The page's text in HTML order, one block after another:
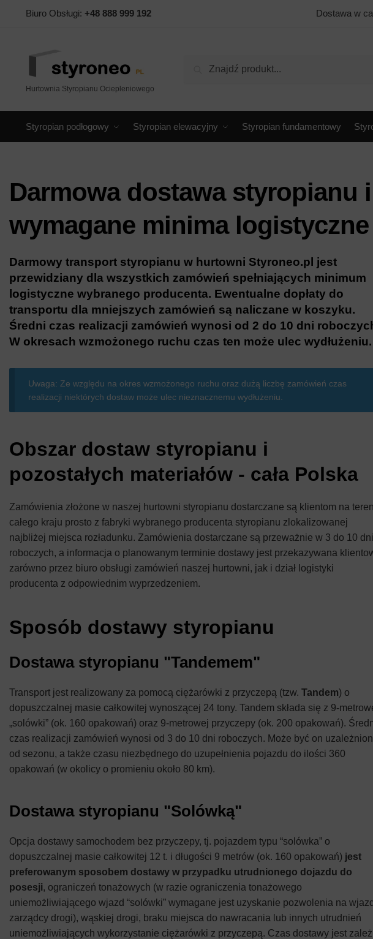
Biuro Obsługi: +48 888 999 192 Dostawa w
Hurtownia Styropianu Ociepleniowego
Szukaj
Styropian podłogowy Styropian elewacyjny Styropian fundamentowy
Darmowa dostawa styropianu i
wymagane minima logistyczne
Darmowy transport styropianu w hurtowni Styroneo.pl jest
przewidziany dla wszystkich zamówień spełniających minimum
logistyczne wybranego producenta. Ewentualne dopłaty do
transportu dla mniejszych zamówień są naliczane w koszyku.
Średni czas realizacji zamówień wynosi od 2 do 10 dni
W okresach wzmożonego ruchu czas ten może ulec wydłużeniu.
Uwaga: Ze względu na okres wzmożonego ruchu oraz dużą liczbę zamówień czas
realizacji niektórych dostaw może ulec nieznacznemu wydłużeniu.
Obszar dostaw styropianu i
pozostałych materiałów - cała Polska
Zamówienia złożone w naszej hurtowni styropianu dostarczane są klientom na
całego kraju prosto z fabryki wybranego producenta styropianu zlokalizowanej
najbliżej miejsca rozładunku. Zamówienia dostarczane są przeważnie w 3 do 10 dni
roboczych, a informacja o planowanym terminie dostawy jest przekazywana
zarówno przez biuro obsługi zamówień naszej hurtowni, jak i dział logistyki
producenta z odpowiednim wyprzedzeniem.
Sposób dostawy styropianu
Dostawa styropianu "Tandemem"
Transport jest realizowany za pomocą ciężarówki z przyczepą (tzw. Tandem) o
dopuszczalnej masie całkowitej wynoszącej 24 tony. Tandem składa się z 9-
„solówki” (ok. 160 opakowań) oraz 9-metrowej przyczepy (ok. 200 opakowań).
czas realizacji zamówień wynosi od 3 do 10 dni roboczych. Może być on
od sezonu, a także czasu niezbędnego do uzupełnienia pojazdu do ilości 360
opakowań (w okolicy o promieniu około 80 km).
Dostawa styropianu "Solówką"
Opcja dostawy samochodem bez przyczepy, tj. pojazdem typu “solówka” o
dopuszczalnej masie całkowitej 12 t. i długości 9 metrów (ok. 160 opakowań) jest
preferowanym sposobem dostawy w przypadku utrudnionego dojazdu do
posesji, ograniczeń tonażowych (w razie ograniczenia tonażowego
uniemożliwiającego wjazd “solówki” wymagane jest uzyskanie pozwolenia na
zarządcy drogi), wąskiej drogi, braku miejsca do nawracania lub innych utrudnień
uniemożliwiających wykorzystanie ciężarówki z przyczepą. Czas dostawy jest